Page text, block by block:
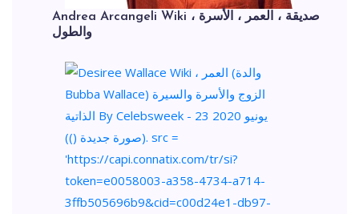
Andrea Arcangeli Wiki ، صديقة ، العمر ، الأسرة
والطول